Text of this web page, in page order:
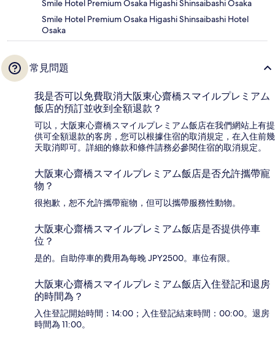
Smile Hotel Premium Osaka Higashi Shinsaibashi Osaka
Smile Hotel Premium Osaka Higashi Shinsaibashi Hotel
Osaka
常見問題
我是否可以免費取消大阪東心齋橋スマイルプレミアム
飯店的預訂並收到全額退款？
可以，大阪東心齋橋スマイルプレミアム飯店在我們網站上有提
供可全額退款的客房，您可以根據住宿的取消規定，在入住前幾
天取消即可。詳細的條款和條件請務必參閱住宿的取消規定。
大阪東心齋橋スマイルプレミアム飯店是否允許攜帶寵
物？
很抱歉，恕不允許攜帶寵物，但可以攜帶服務性動物。
大阪東心齋橋スマイルプレミアム飯店是否提供停車
位？
是的。自助停車的費用為每晚 JPY2500。車位有限。
大阪東心齋橋スマイルプレミアム飯店入住登記和退房
的時間為？
入住登記開始時間：14:00；入住登記結束時間：00:00。退房
時間為 11:00。